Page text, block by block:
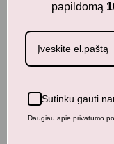
papildomą
Sutinku gauti
Daugiau apie privatumo